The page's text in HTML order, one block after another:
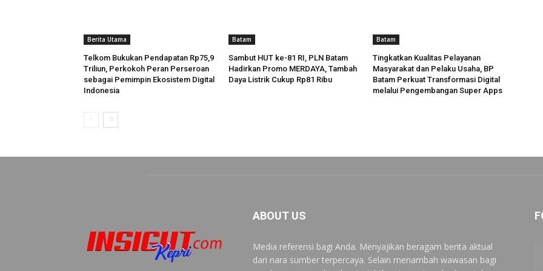
Berita Utama
Telkom Bukukan Pendapatan Rp75,9
Triliun, Perkokoh Peran Perseroan
sebagai Pemimpin Ekosistem Digital
Indonesia
Batam
Sambut HUT ke-81 RI, PLN Batam
Hadirkan Promo MERDAYA, Tambah
Daya Listrik Cukup Rp81 Ribu
Batam
Tingkatkan Kualitas Pelayanan
Masyarakat dan Pelaku Usaha, BP
Batam Perkuat Transformasi Digital
melalui Pengembangan Super Apps
ABOUT US
Media referensi bagi Anda. Menyajikan beragam berita aktual
dari nara sumber terpercaya. Selain menambah wawasan bagi